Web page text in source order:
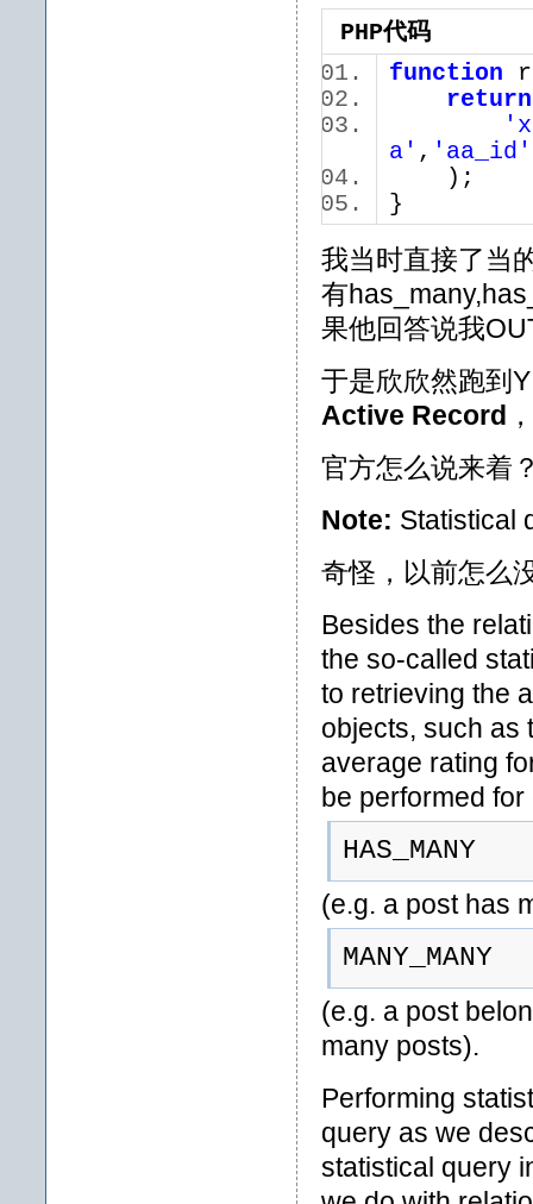
PHP代码
function
return
a' , 'aa_id'
);
}
我当时直接了当
有
果他回答说我
于是欣欣然跑到
Active Record
官方怎么说来着
Note: Statistical
奇怪，以前怎么
Besides the
the so-called
to retrieving the
objects, such as
average rating
be performed
HAS_MANY
(e.g. a post has
MANY_MANY
(e.g. a post
many posts).
Performing
query as we
statistical query